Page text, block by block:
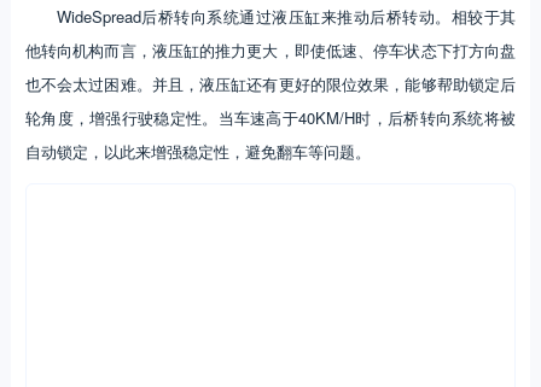
WideSpread后桥转向系统通过液压缸来推动后桥转动。相较于其
他转向机构而言，液压缸的推力更大，即使低速、停车状态下打方向盘
也不会太过困难。并且，液压缸还有更好的限位效果，能够帮助锁定后
轮角度，增强行驶稳定性。当车速高于40KM/H时，后桥转向系统将被
自动锁定，以此来增强稳定性，避免翻车等问题。